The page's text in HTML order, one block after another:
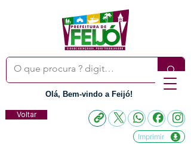
Olá, Bem-vindo a Feijó!
Voltar
Imprimir